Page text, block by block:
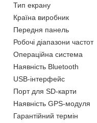
Тип екрану
Країна виробник
Передня панель
Робочі діапазони частот
Операційна система
Наявність Bluetooth
USB-інтерфейс
Порт для SD-карти
Наявність GPS-модуля
Гарантійний термін